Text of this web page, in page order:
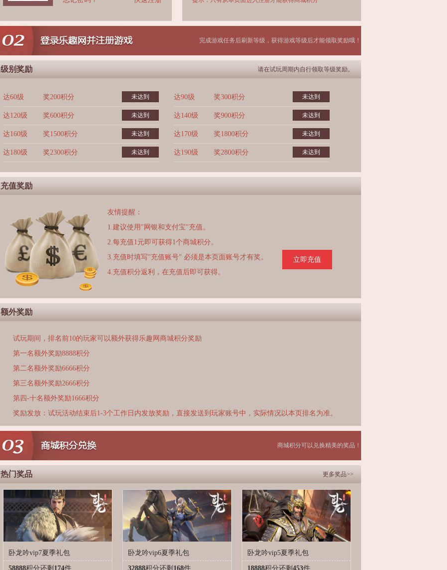
完成游戏任务后刷新等级，获得游戏等级后才能领取奖励哦！
级别奖励 请在试玩周期内自行领取等级奖励。
达60级 奖200积分 未达到 达90级 奖300积分 未达到
达120级 奖600积分 未达到 达140级 奖900积分 未达到
达160级 奖1500积分 未达到 达170级 奖1800积分 未达到
达180级 奖2300积分 未达到 达190级 奖2800积分 未达到
充值奖励
友情提醒：
1.建议使用"网银和支付宝"充值。
2.每充值1元即可获得1个商城积分。
3.充值时填写"充值账号" 必须是本页面账号才有奖。
4.充值积分返利，在充值后即可获得。
立即充值
额外奖励
试玩期间，排名前10的玩家可以额外获得乐趣网商城积分奖励
第一名额外奖励8888积分
第二名额外奖励6666积分
第三名额外奖励2666积分
第四-十名额外奖励1666积分
奖励发放：试玩活动结束后1-3个工作日内发放奖励，直接发送到玩家账号中，实际情况以本页排名为准。
商城积分可以兑换精美的奖品！
热门奖品 更多奖品>>
卧龙吟vip7夏季礼包
58888积分还剩 174件
卧龙吟vip6夏季礼包
32888积分还剩 168件
卧龙吟vip5夏季礼包
18888积分还剩 453件